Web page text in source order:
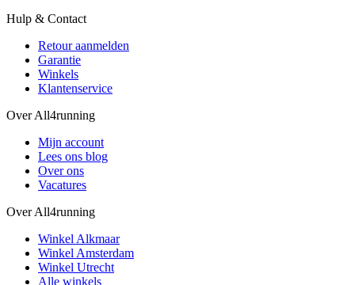
Hulp & Contact
Retour aanmelden
Garantie
Winkels
Klantenservice
Over All4running
Mijn account
Lees ons blog
Over ons
Vacatures
Over All4running
Winkel Alkmaar
Winkel Amsterdam
Winkel Utrecht
Alle winkels